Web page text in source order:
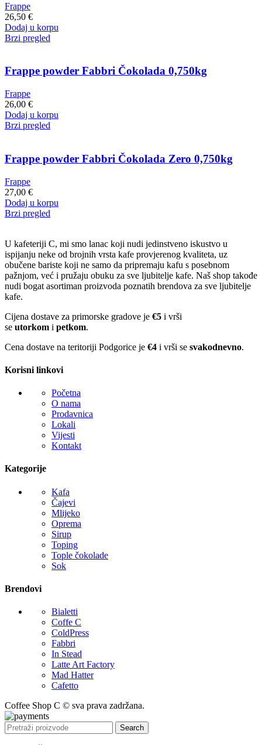
Frappe
26,50 €
Dodaj u korpu
Brzi pregled
Frappe powder Fabbri Čokolada 0,750kg
Frappe
26,00 €
Dodaj u korpu
Brzi pregled
Frappe powder Fabbri Čokolada Zero 0,750kg
Frappe
27,00 €
Dodaj u korpu
Brzi pregled
U kafeteriji C, mi smo lanac koji nudi jedinstveno iskustvo u
ispijanju neke od brojnih vrsta kafe provjerenog kvaliteta, uz
obučene bariste koji ne samo da pripremaju kafu s posebnom
pažnjom, već i pružaju obuku za sve ljubitelje kafe. Naš shop takođe
nudi bogat asortiman proizvoda poznatih brendova za sve ljubitelje
kafe.
Cijena dostave za primorske gradove je €5 i vrši
se utorkom i petkom.
Cena dostave na teritoriji Podgorice je €4 i vrši se svakodnevno.
Korisni linkovi
Početna
O nama
Prodavnica
Lokali
Vijesti
Kontakt
Kategorije
Kafa
Čajevi
Mlijeko
Oprema
Sirup
Toping
Tople čokolade
Sok
Brendovi
Bialetti
Coffe C
ColdPress
Fabbri
In Stead
Latte Art Factory
Mad Hatter
Cafetto
Coffee Shop C © sva prava zadržana.
Search